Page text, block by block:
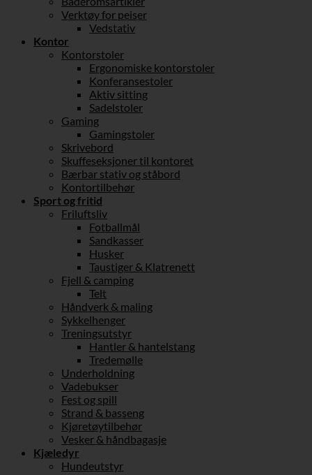
Verktøy for peiser
Vedstativ
Kontor
Kontorstoler
Ergonomiske kontorstoler
Konferansestoler
Aktiv sitting
Sadelstoler
Gaming
Gamingstoler
Skrivebord
Skuffeseksjoner til kontoret
Bærbar stativ og ståbord
Kontortilbehør
Sport og fritid
Friluftsliv
Fotballmål
Sandkasser
Husker
Taustiger & Klatrenett
Fjell & camping
Telt
Håndverk & maling
Sykkelhenger
Treningsutstyr
Hantler & hantelstang
Tredemølle
Underholdning
Vadebukser
Fest og spill
Strand & basseng
Kjøretøytilbehør
Vesker & håndbagasje
Kjæledyr
Hundeutstyr